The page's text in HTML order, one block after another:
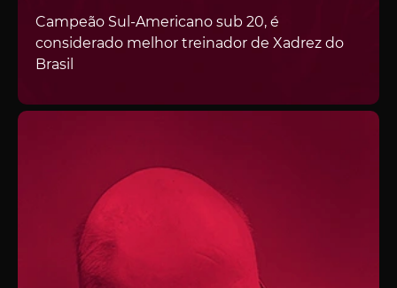
Campeão Sul-Americano sub 20, é
considerado melhor treinador de Xadrez do
Brasil